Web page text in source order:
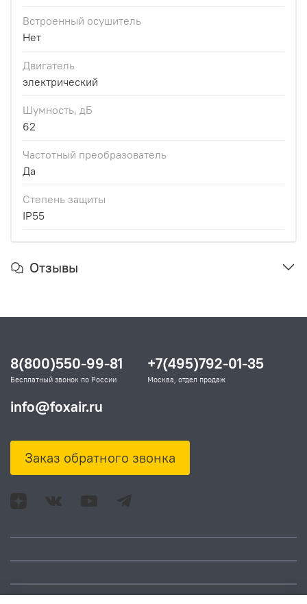
Встроенный осушитель
Нет
Двигатель
электрический
Шумность, дБ
62
Частотный преобразователь
Да
Степень защиты
IP55
Отзывы
Адрес: Москва, ул.
8(800)550-99-81
Бесплатный звонок по России
+7(495)792-01-35
Москва, отдел продаж
info@foxair.ru
Заказ обратного звонка